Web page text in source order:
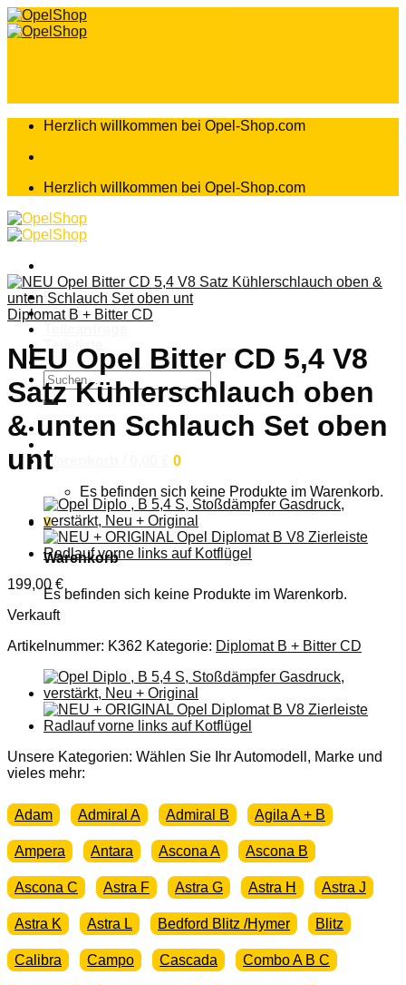
Zum
Inhalt
Herzlich willkommen bei Opel-Shop.com
Herzlich willkommen bei Opel-Shop.com
Home
Shop
Teileliste
Suchen
nach:
Anmelden
Warenkorb /
0
Es befinden sich keine Produkte im Warenkorb.
0
Warenkorb
Es befinden sich keine Produkte im Warenkorb.
Diplomat B + Bitter CD
NEU Opel Bitter CD 5,4 V8
Satz Kühlerschlauch oben
& unten Schlauch Set oben
unt
199,00 €
Verkauft
Artikelnummer: K362 Kategorie: Diplomat B + Bitter CD
Unsere Kategorien: Wählen Sie Ihr Automodell, Marke und
vieles mehr:
Adam Admiral A Admiral B Agila A + B
Ampera Antara Ascona A Ascona B
Ascona C Astra F Astra G Astra H Astra J
Astra K Astra L Bedford Blitz /Hymer Blitz
Calibra Campo Cascada Combo A B C